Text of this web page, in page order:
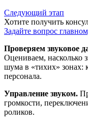
Следующий этап
Хотите получить
Задайте вопрос
Проверяем звуковое
Оцениваем, насколько
шума в «тихих» зонах:
персонала.
Управление звуком.
громкости,
роликов.